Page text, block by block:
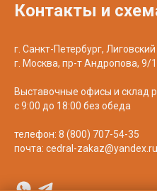
Контакты и
г. Санкт-Петербург,
г. Москва, пр-т Андропова, 9/
Выставочные офисы и склад
с 9:00 до 18:00 без обеда
телефон: 8 (800) 707-54-35
почта: cedral-zakaz@yandex.ru